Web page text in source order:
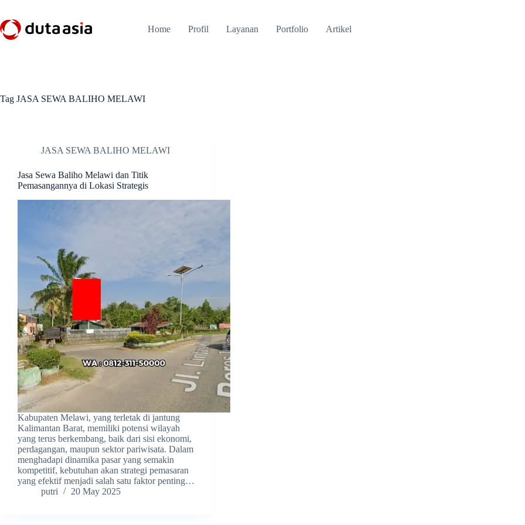
content
Home Profil Layanan Portfolio Artikel
Tag JASA SEWA BALIHO MELAWI
JASA SEWA BALIHO MELAWI
Jasa Sewa Baliho Melawi dan Titik
Pemasangannya di Lokasi Strategis
Kabupaten Melawi, yang terletak di jantung
Kalimantan Barat, memiliki potensi wilayah
yang terus berkembang, baik dari sisi ekonomi,
perdagangan, maupun sektor pariwisata. Dalam
menghadapi dinamika pasar yang semakin
kompetitif, kebutuhan akan strategi pemasaran
yang efektif menjadi salah satu faktor penting…
putri
20 May 2025